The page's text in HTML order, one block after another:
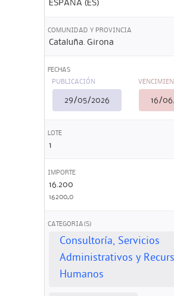
ESPAÑA (ES)
COMUNIDAD Y PROVINCIA
Cataluña. Girona
FECHAS
PUBLICACIÓN
29/05/2026 16/
LOTE
1
IMPORTE
16.200
16200,0
CATEGORIA(S)
Consultoría, Servicios
Administrativos y
Humanos